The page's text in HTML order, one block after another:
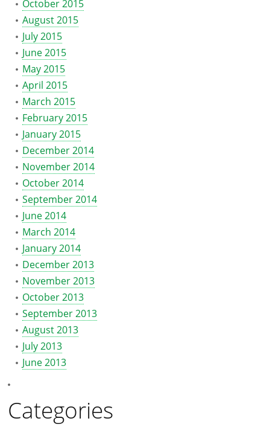
October 2015
August 2015
July 2015
June 2015
May 2015
April 2015
March 2015
February 2015
January 2015
December 2014
November 2014
October 2014
September 2014
June 2014
March 2014
January 2014
December 2013
November 2013
October 2013
September 2013
August 2013
July 2013
June 2013
Categories